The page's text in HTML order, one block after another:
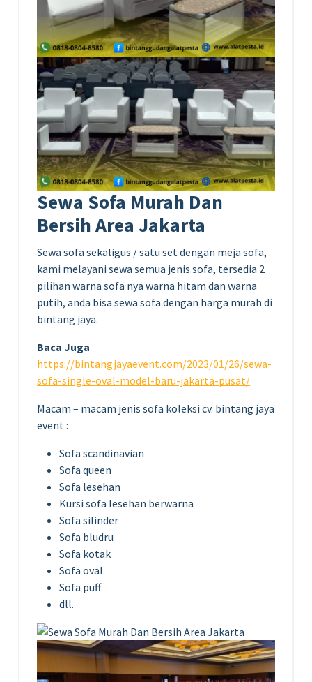
Sewa Sofa Murah Dan
Bersih Area Jakarta
Sewa sofa sekaligus / satu set dengan meja sofa,
kami melayani sewa semua jenis sofa, tersedia 2
pilihan warna sofa nya warna hitam dan warna
putih, anda bisa sewa sofa dengan harga murah di
bintang jaya.
Baca Juga
https://bintangjayaevent.com/2023/01/26/sewa-
sofa-single-oval-model-baru-jakarta-pusat/
Macam – macam jenis sofa koleksi cv. bintang jaya
event :
Sofa scandinavian
Sofa queen
Sofa lesehan
Kursi sofa lesehan berwarna
Sofa silinder
Sofa bludru
Sofa kotak
Sofa oval
Sofa puff
dll.